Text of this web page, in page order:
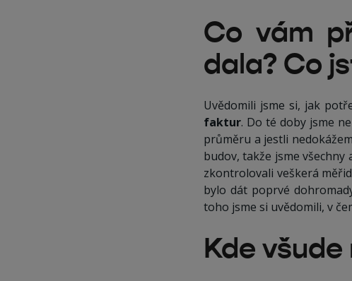
Co vám
dala? Co
Uvědomili jsme si, jak
faktur. Do té doby jsme
průměru a jestli
budov, takže jsme
zkontrolovali veškerá
bylo dát poprvé
toho jsme si uvědomili, v
Kde